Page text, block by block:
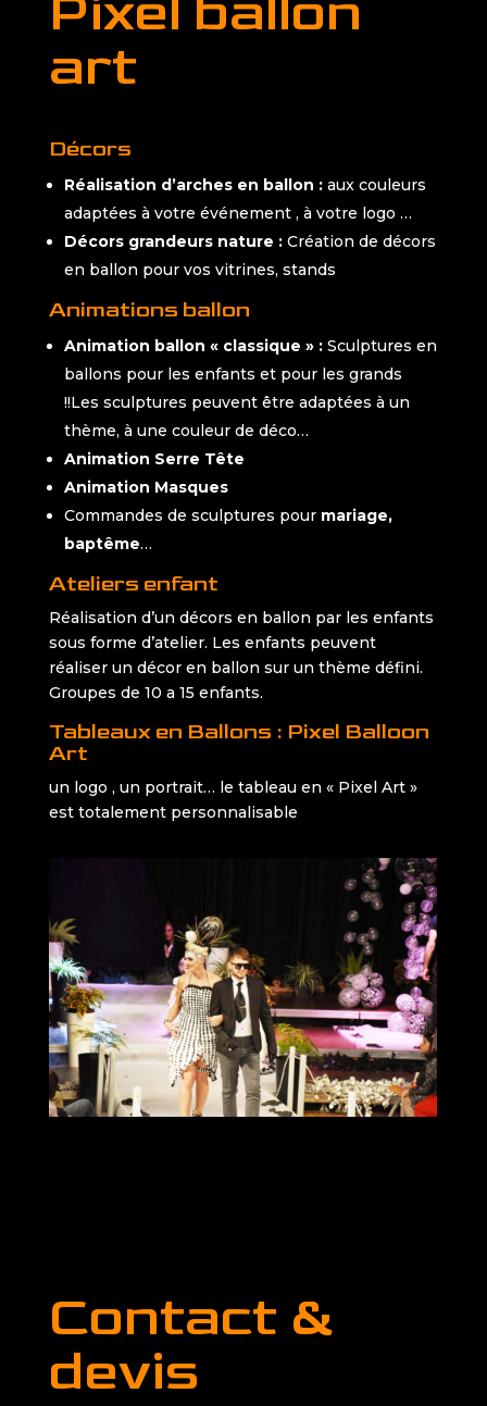
art
Décors
Réalisation d’arches en ballon : aux couleurs
adaptées à votre événement , à votre logo …
Décors grandeurs nature : Création de décors
en ballon pour vos vitrines, stands
Animations ballon
Animation ballon « classique » : Sculptures en
ballons pour les enfants et pour les grands
!!Les sculptures peuvent être adaptées à un
thème, à une couleur de déco…
Animation Serre Tête
Animation Masques
Commandes de sculptures pour mariage,
baptême…
Ateliers enfant
Réalisation d’un décors en ballon par les enfants
sous forme d’atelier. Les enfants peuvent
réaliser un décor en ballon sur un thème défini.
Groupes de 10 a 15 enfants.
Tableaux en Ballons : Pixel Balloon
Art
un logo , un portrait… le tableau en « Pixel Art »
est totalement personnalisable
Contact &
devis